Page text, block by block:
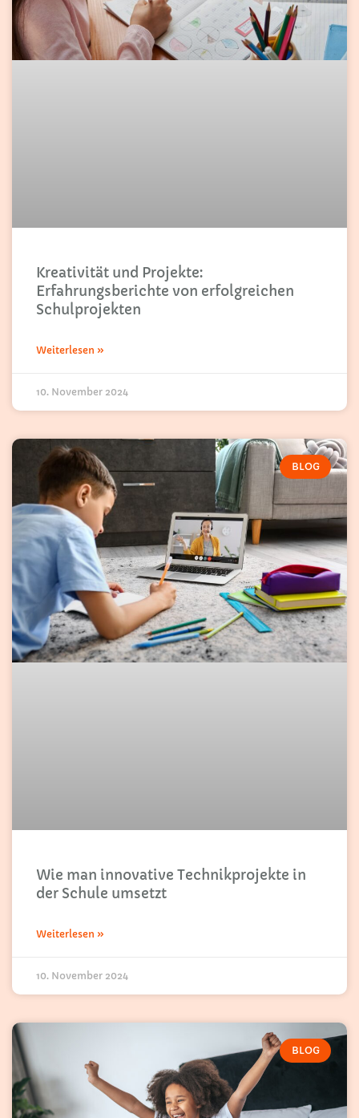
Kreativität und Projekte:
Erfahrungsberichte von erfolgreichen
Schulprojekten
Weiterlesen »
10. November 2024
BLOG
Wie man innovative Technikprojekte in
der Schule umsetzt
Weiterlesen »
10. November 2024
BLOG